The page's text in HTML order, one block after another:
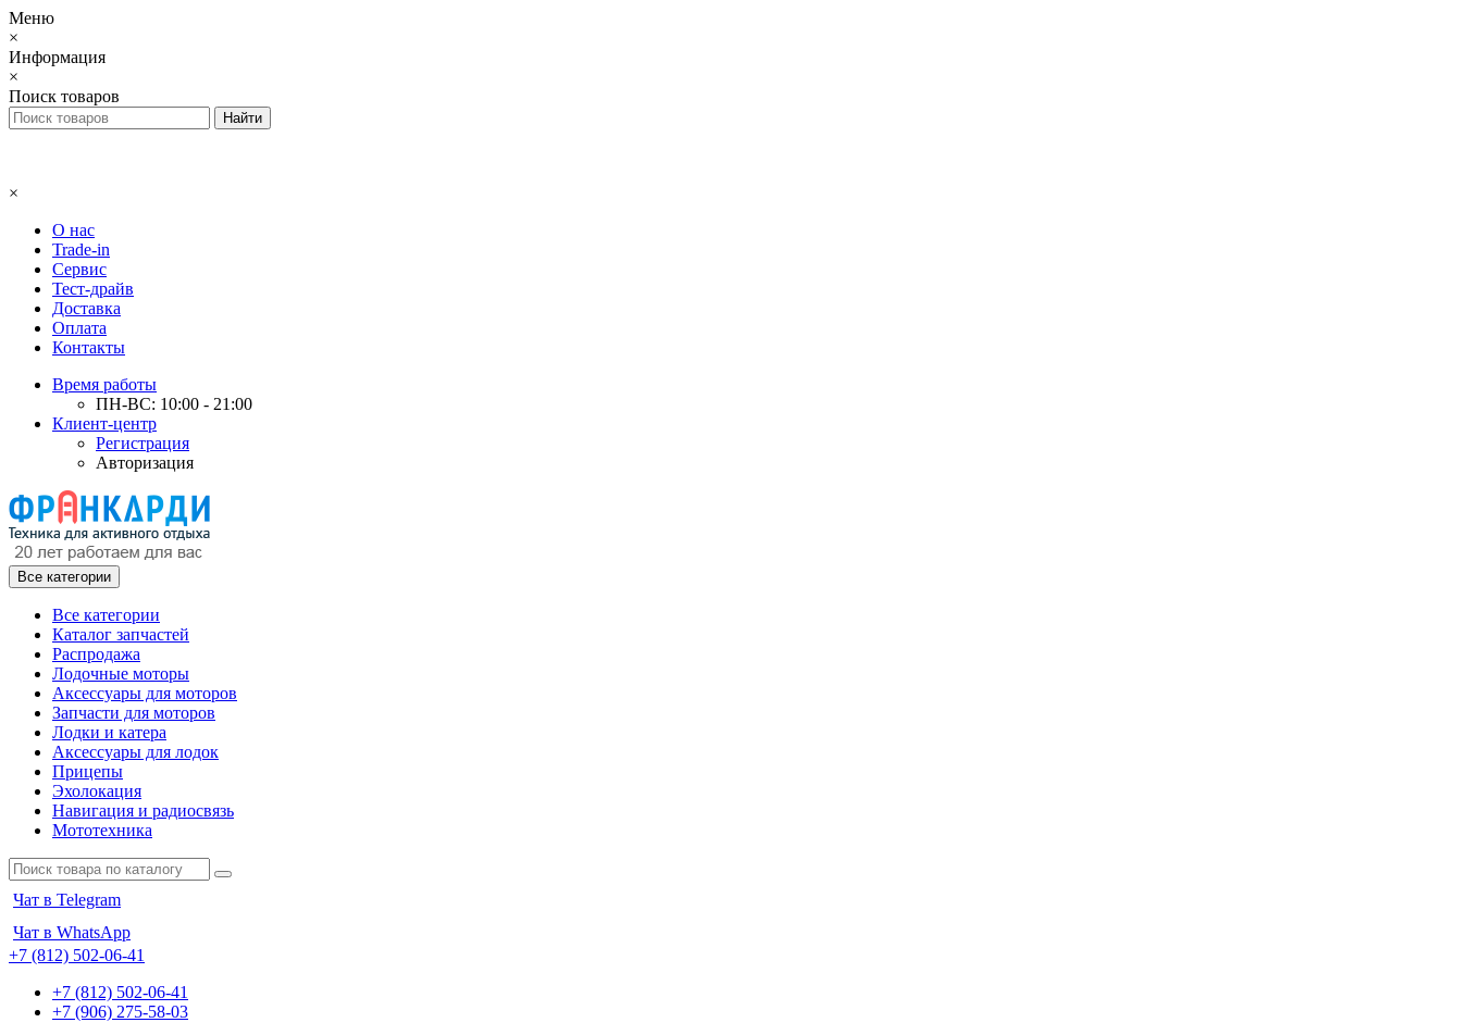
Меню
×
Информация
×
Поиск товаров
×
О нас
Trade-in
Сервис
Тест-драйв
Доставка
Оплата
Контакты
Время работы
ПН-ВС: 10:00 - 21:00
Клиент-центр
Регистрация
Авторизация
Все категории
Все категории
Каталог запчастей
Распродажа
Лодочные моторы
Аксессуары для моторов
Запчасти для моторов
Лодки и катера
Аксессуары для лодок
Прицепы
Эхолокация
Навигация и радиосвязь
Мототехника
Чат в Telegram
Чат в WhatsApp
+7 (812) 502-06-41
+7 (812) 502-06-41
+7 (906) 275-58-03